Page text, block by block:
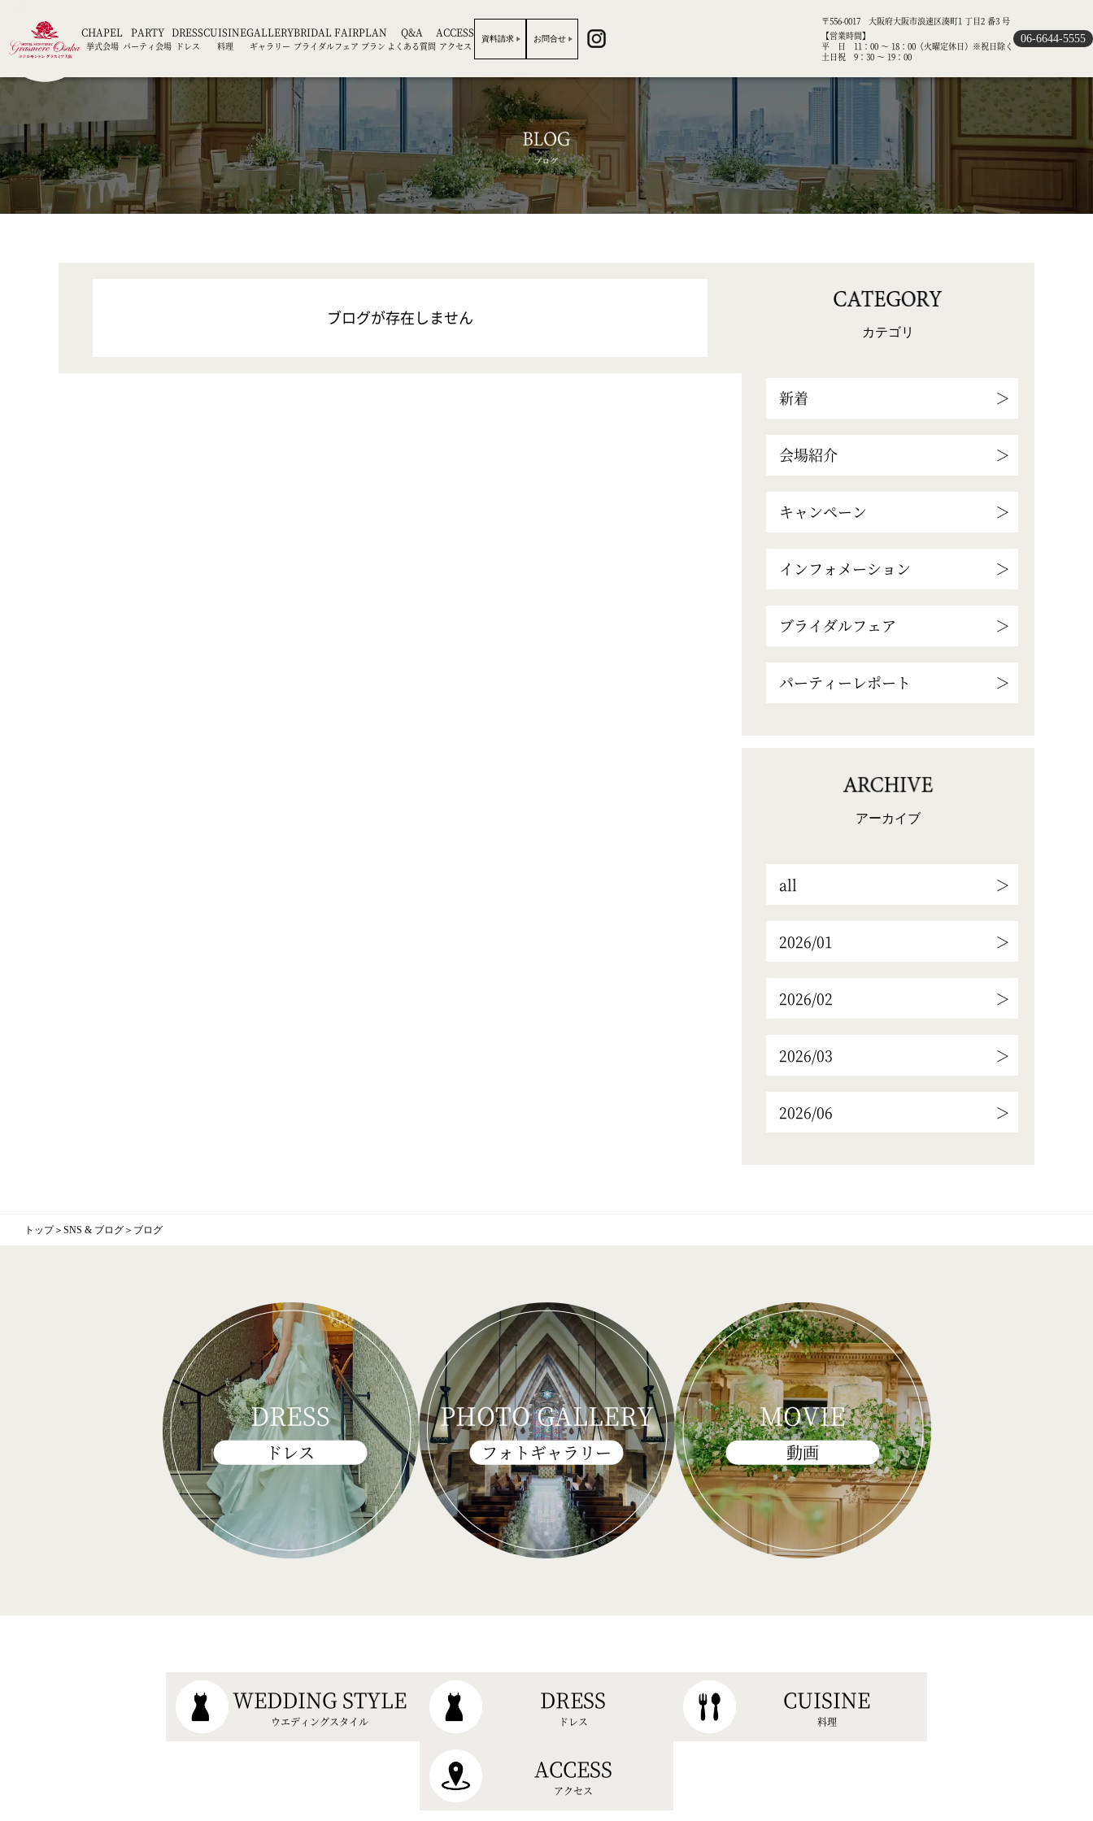
CHAPEL
挙式会場
PARTY
パーティ会場
DRESS
ドレス
CUISINE
料理
GALLERY
ギャラリー
BRIDAL FAIR
ブライダルフェア
PLAN
プラン
Q&A
よくある質問
ACCESS
アクセス
資料請求 お問合せ
〒556-0017 大阪府大阪市浪速区湊町1 丁目2 番3 号
【営業時間】
平 日 11：00 ～ 18：00（火曜定休日）※祝日除く
土日祝 9：30 ～ 19：00
06-6644-5555
ブログが存在しません
カテゴリ
新着
会場紹介
キャンペーン
インフォメーション
ブライダルフェア
パーティーレポート
アーカイブ
all
2026/01
2026/02
2026/03
2026/06
トップ＞ SNS & ブログ ＞ ブログ
DRESS
ドレス
PHOTO GALLERY
フォトギャラリー
MOVIE
動画
WEDDING STYLE
ウエディングスタイル
DRESS
ドレス
CUISINE
料理
ACCESS
アクセス